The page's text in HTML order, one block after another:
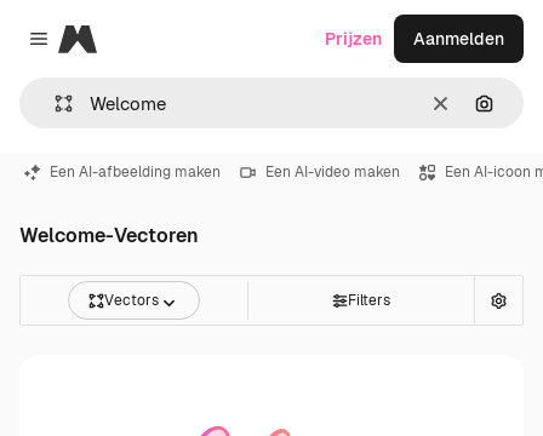
Close menu
Magnific
Wissen
Prijzen Aanmelden
Een AI-afbeelding maken Een AI-video maken Een AI-icoon
Welcome-Vectoren
Vectors Filters